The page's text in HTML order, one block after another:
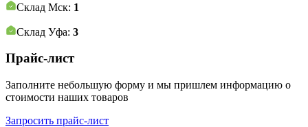
Склад Мск: 1
Склад Уфа: 3
Прайс-лист
Заполните небольшую форму и мы пришлем информацию о
стоимости наших товаров
Запросить прайс-лист